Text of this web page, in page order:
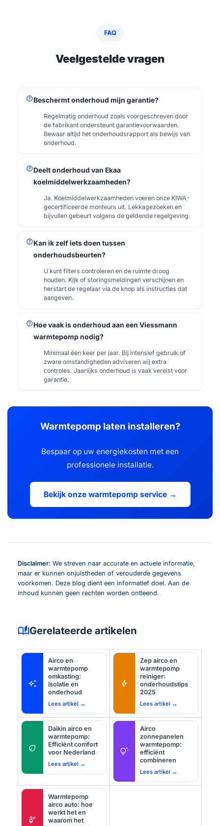
FAQ
Veelgestelde vragen
helpBeschermt onderhoud mijn garantie?
Regelmatig onderhoud zoals voorgeschreven door
de fabrikant ondersteunt garantievoorwaarden.
Bewaar altijd het onderhoudsrapport als bewijs van
onderhoud.
helpDeelt onderhoud van Ekaa
koelmiddelwerkzaamheden?
Ja. Koelmiddelwerkzaamheden voeren onze KIWA-
gecertificeerde monteurs uit. Lekkagezoeken en
bijvullen gebeurt volgens de geldende regelgeving.
helpKan ik zelf iets doen tussen
onderhoudsbeurten?
U kunt filters controleren en de ruimte droog
houden. Kijk of storingsmeldingen verschijnen en
herstart de regelaar via de knop als instructies dat
aangeven.
helpHoe vaak is onderhoud aan een Viessmann
warmtepomp nodig?
Minimaal één keer per jaar. Bij intensief gebruik of
zware omstandigheden adviseren wij extra
controles. Jaarlijks onderhoud is vaak vereist voor
garantie.
Warmtepomp laten installeren?
Bespaar op uw energiekosten met een
professionele installatie.
Bekijk onze warmtepomp service →
Disclaimer: We streven naar accurate en actuele informatie,
maar er kunnen onjuistheden of verouderde gegevens
voorkomen. Deze blog dient een informatief doel. Aan de
inhoud kunnen geen rechten worden ontleend.
auto_storiesGerelateerde artikelen
auto_awesome
Airco en
warmtepomp
omkasting:
isolatie en
onderhoud
Lees artikel →
bolt
Zep airco en
warmtepomp
reiniger:
onderhoudstips
2025
Lees artikel →
eco
Daikin airco en
warmtepomp:
Efficiënt comfort
voor Nederland
Lees artikel →
tips_and_updates
Airco
zonnepanelen
warmtepomp:
efficiënt
combineren
Lees artikel →
thermostat
Warmtepomp
airco auto: hoe
werkt het en
waarom het